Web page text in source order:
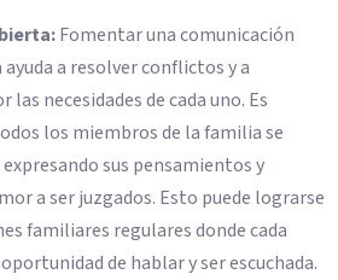
Fomentar una comunicación
a resolver conflictos y a
necesidades de cada uno. Es
los miembros de la familia se
sus pensamientos y
a ser juzgados. Esto puede lograrse
familiares regulares donde cada
de hablar y ser escuchada.